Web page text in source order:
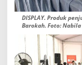
DISPLAY. Produk
Barokah. Foto: